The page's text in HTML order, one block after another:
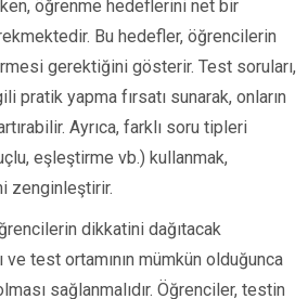
öğrenme hedeflerini net bir
Bu hedefler, öğrencilerin
gerektiğini gösterir. Test soruları,
pratik yapma fırsatı sunarak, onların
Ayrıca, farklı soru tipleri
eşleştirme vb.) kullanmak,
zenginleştirir.
dikkatini dağıtacak
ve test ortamının mümkün olduğunca
sağlanmalıdır. Öğrenciler, testin